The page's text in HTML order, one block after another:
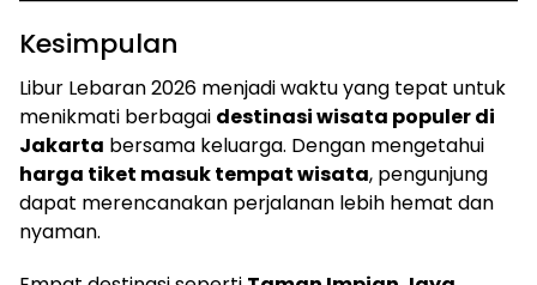
Kesimpulan
Libur Lebaran 2026 menjadi waktu yang tepat untuk
menikmati berbagai destinasi wisata populer di
Jakarta bersama keluarga. Dengan mengetahui
harga tiket masuk tempat wisata, pengunjung
dapat merencanakan perjalanan lebih hemat dan
nyaman.